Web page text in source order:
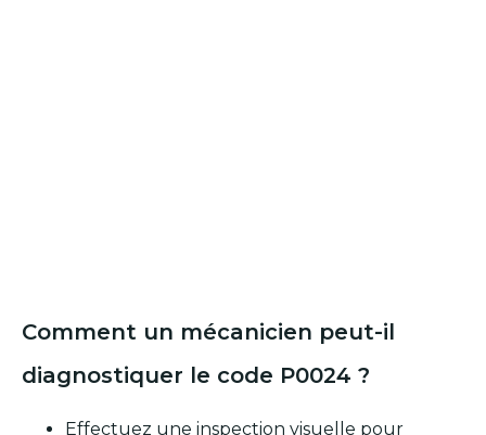
Comment un mécanicien peut-il
diagnostiquer le code P0024 ?
Effectuez une inspection visuelle pour